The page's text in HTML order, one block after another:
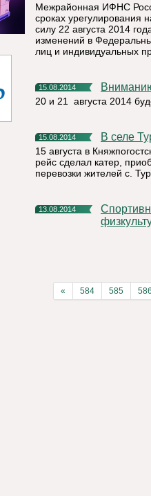
Межрайонная ИФНС
сроках урегулирования
силу 22 августа 2014
изменений в
лиц и индивидуальных
15.08.2014
20 и 21 августа 2014
15.08.2014 В селе
15 августа в
рейс сделал катер,
перевозки жителей с.
13.08.2014
Спортивный праздник, Посвященный Всероссийскому Дню
« 584 585